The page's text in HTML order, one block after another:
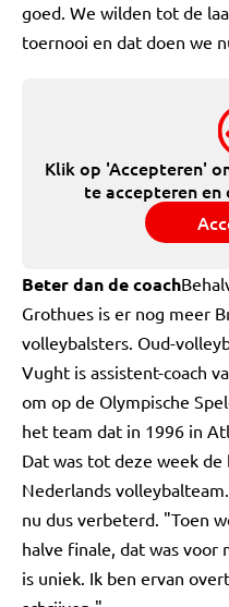
goed. We wilden tot de
toernooi en dat doen we
Klik op 'Accepteren'
te accepteren en
Beter dan de coach
Grothues is er nog meer
volleybalsters. Oud-
Vught is assistent-coach
om op de Olympische
het team dat in 1996 in
Dat was tot deze week
Nederlands
nu dus verbeterd. "Toen
halve finale, dat was
is uniek. Ik ben ervan